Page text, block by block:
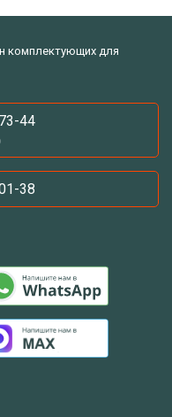
комплектующих для
44
38